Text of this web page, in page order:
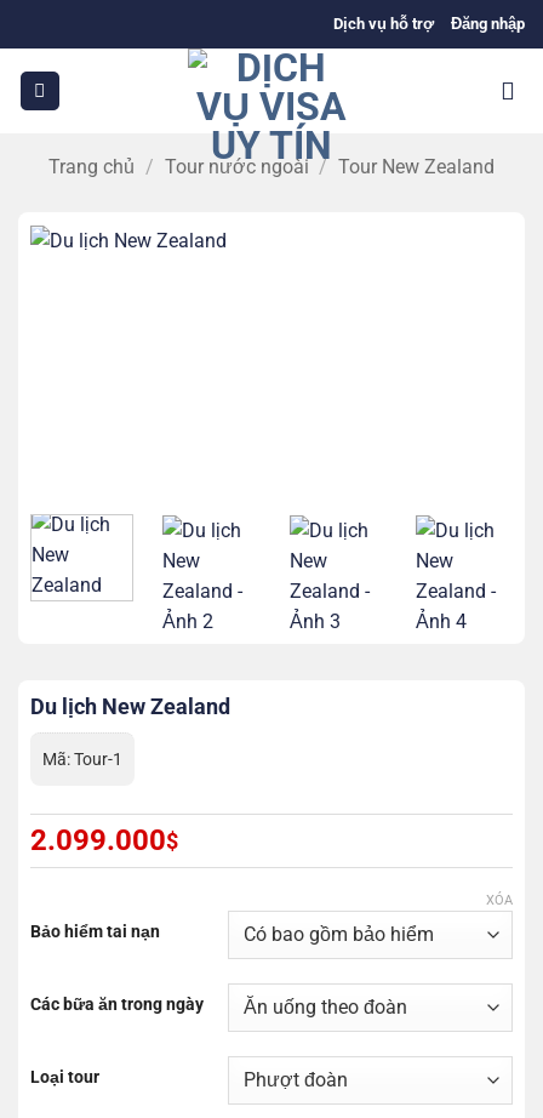
qua
nội
dung
Dịch vụ hỗ trợ Đăng nhập
Trang chủ / Tour nước ngoài / Tour New Zealand
Du lịch New Zealand
Mã:Tour-1
2.099.000$
Bảo hiểm tai nạn
Các bữa ăn trong ngày
Loại tour
XÓA